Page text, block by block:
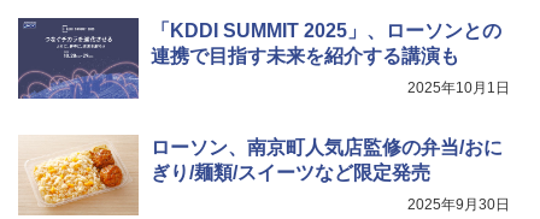
「KDDI SUMMIT 2025」、ローソンとの
連携で目指す未来を紹介する講演も
2025年10月1日
ローソン、南京町人気店監修の弁当/おに
ぎり/麺類/スイーツなど限定発売
2025年9月30日